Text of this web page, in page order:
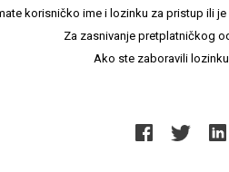
korisničko ime i lozinku za pristup ili
Za zasnivanje pretplatničkog
Ako ste zaboravili lozinku